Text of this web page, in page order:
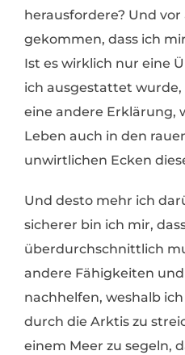
herausfordere? Und vor
gekommen, dass ich
Ist es wirklich nur eine
ich ausgestattet wurde,
eine andere Erklärung,
Leben auch in den
unwirtlichen Ecken
Und desto mehr ich
sicherer bin ich mir,
überdurchschnittlich
andere Fähigkeiten
nachhelfen, weshalb
durch die Arktis zu
einem Meer zu segeln,